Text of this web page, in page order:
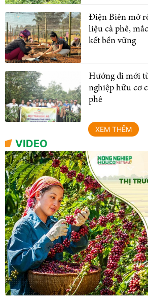
Điện Biên mở
liệu cà phê,
kết bền vững
Hướng đi mới
nghiệp hữu cơ
phê
XEM THÊM
VIDEO